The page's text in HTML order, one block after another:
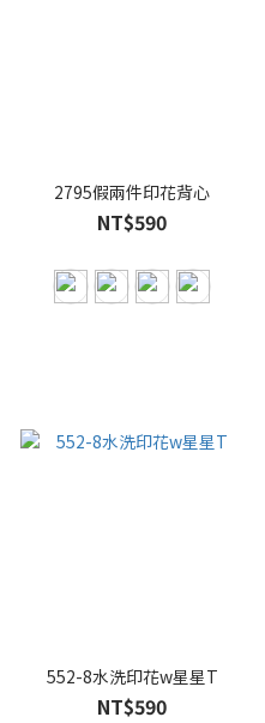
2795假兩件印花背心
NT$590
552-8水洗印花w星星T
NT$590